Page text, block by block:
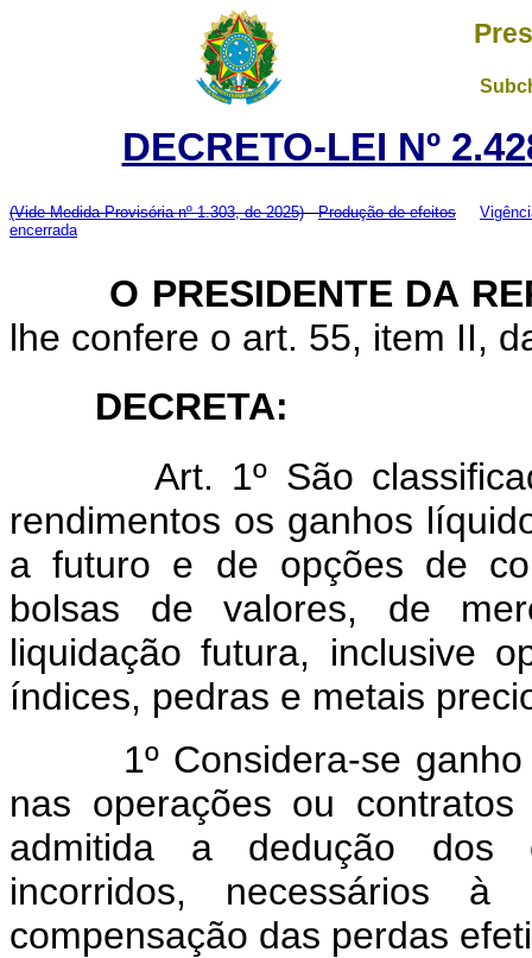
DECRETO-LEI Nº
(Vide Medida Provisória nº 1.303, de 2025) Produção de efeitos
encerrada
O PRESIDENTE DA
lhe confere o art. 55, item II,
DECRETA:
Art. 1º São
rendimentos os ganhos
a futuro e de opções de
bolsas de valores, de
liquidação futura, inclusive
índices, pedras e metais
1º Considera-se ganho
nas operações ou
admitida a dedução dos
incorridos, necessários
compensação das perdas